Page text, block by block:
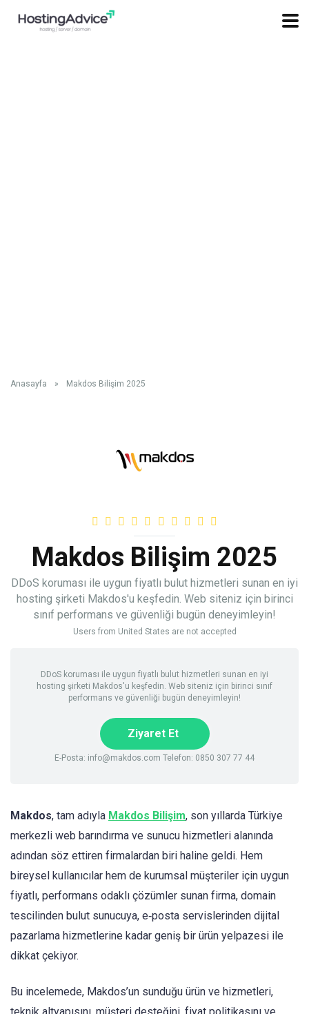
Anasayfa » Makdos Bilişim 2025
Makdos Bilişim 2025
DDoS koruması ile uygun fiyatlı bulut hizmetleri sunan en iyi
hosting şirketi Makdos'u keşfedin. Web siteniz için birinci
sınıf performans ve güvenliği bugün deneyimleyin!
Users from United States are not accepted
DDoS koruması ile uygun fiyatlı bulut hizmetleri sunan en iyi
hosting şirketi Makdos'u keşfedin. Web siteniz için birinci sınıf
performans ve güvenliği bugün deneyimleyin!
Ziyaret Et
E-Posta: info@makdos.com Telefon: 0850 307 77 44
Makdos, tam adıyla Makdos Bilişim, son yıllarda Türkiye
merkezli web barındırma ve sunucu hizmetleri alanında
adından söz ettiren firmalardan biri haline geldi. Hem
bireysel kullanıcılar hem de kurumsal müşteriler için uygun
fiyatlı, performans odaklı çözümler sunan firma, domain
tescilinden bulut sunucuya, e‑posta servislerinden dijital
pazarlama hizmetlerine kadar geniş bir ürün yelpazesi ile
dikkat çekiyor.
Bu incelemede, Makdos’un sunduğu ürün ve hizmetleri,